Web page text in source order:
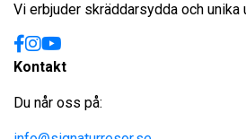
Vi erbjuder skräddarsydda och unika
Kontakt
Du når oss på: